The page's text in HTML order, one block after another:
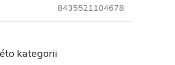
8435521104678
kategorii